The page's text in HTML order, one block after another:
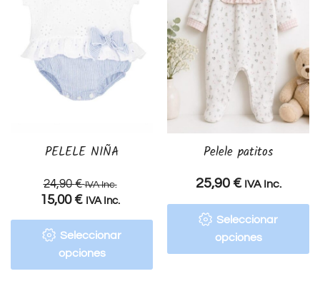
PELELE NIÑA
24,90€ IVA Inc.
15,00€ IVA Inc.
Seleccionar
opciones
Pelele patitos
25,90 € IVA Inc.
Seleccionar
opciones